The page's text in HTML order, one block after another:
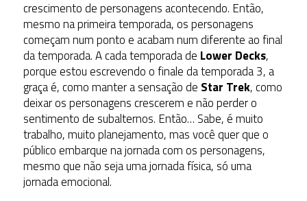
crescimento de personagens acontecendo. Então,
mesmo na primeira temporada, os personagens
começam num ponto e acabam num diferente ao final
da temporada. A cada temporada de Lower Decks,
porque estou escrevendo o finale da temporada 3, a
graça é, como manter a sensação de Star Trek, como
deixar os personagens crescerem e não perder o
sentimento de subalternos. Então… Sabe, é muito
trabalho, muito planejamento, mas você quer que o
público embarque na jornada com os personagens,
mesmo que não seja uma jornada física, só uma
jornada emocional.